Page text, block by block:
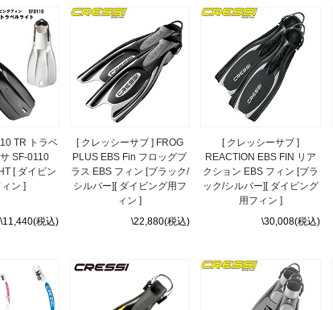
TR トラベ
SF-0110
[ ダイビン
ン ]
\11,440(税込)
[ クレッシーサブ ] FROG
PLUS EBS Fin フロッグプ
ラス EBS フィン [ブラック/
シルバー][ ダイビング用フ
ィン ]
\22,880(税込)
[ クレッシーサブ ]
REACTION EBS FIN リア
クション EBS フィン [ブラ
ック/シルバー][ ダイビング
用フィン ]
\30,008(税込)